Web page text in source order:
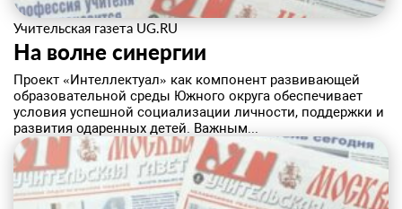
Учительская газета UG.RU
На волне синергии
​Проект «Интеллектуал» как компонент развивающей
образовательной среды Южного округа обеспечивает
условия успешной социализации личности, поддержки и
развития одаренных детей. Важным...